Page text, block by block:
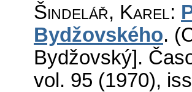
Šindelář, Karel:
Bydžovského.
Bydžovský].
vol. 95 (1970),